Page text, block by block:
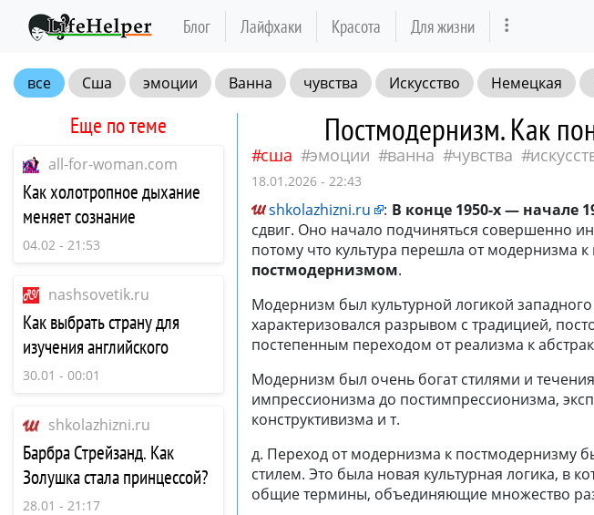
Блог Лайфхаки Красота Для жизни
все Сша эмоции Ванна чувства Искусство Немецкая
Еще по теме
all-for-woman.com
Как холотропное дыхание
меняет сознание
04.02 - 21:53
nashsovetik.ru
Как выбрать страну для
изучения английского
30.01 - 00:01
shkolazhizni.ru
Барбра Стрейзанд. Как
Золушка стала принцессой?
28.01 - 21:17
Постмодернизм. Как
сша эмоции ванна чувства
18.01.2026 - 22:43
shkolazhizni.ru : В конце 1950-х — начале
сдвиг. Оно начало подчиняться совершенно
потому что культура перешла от модернизма
постмодернизмом.
Модернизм был культурной логикой
характеризовался разрывом с традицией,
постепенным переходом от реализма к
Модернизм был очень богат стилями и
импрессионизма до постимпрессионизма,
конструктивизма и т.
д. Переход от модернизма к
стилем. Это была новая культурная логика, в
общие термины, объединяющие множество